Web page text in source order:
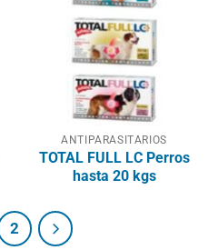
ANTIPARASITARIOS
TOTAL FULL LC Perros
hasta 20 kgs
2